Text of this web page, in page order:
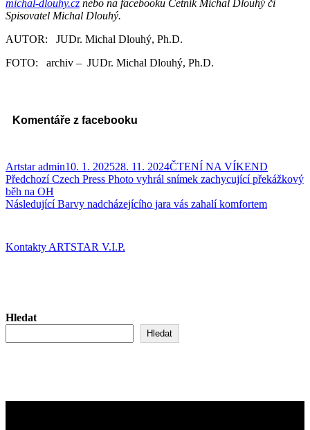
michal-dlouhy.cz nebo na facebooku Četník Michal Dlouhý či
Spisovatel Michal Dlouhý.
AUTOR: JUDr. Michal Dlouhý, Ph.D.
FOTO: archiv – JUDr. Michal Dlouhý, Ph.D.
Komentáře z facebooku
Autor:
Artstar adminPublikováno:
10. 1. 202528. 11. 2024Rubriky:
ČTENÍ NA VÍKEND
Navigace
pro
Předchozí Předchozí
příspěvek:
Czech Press Photo vyhrál snímek zachycující překážkový
běh na OH
Následující Následující
Barvy nadcházejícího jara vás zahalí komfortem
Kontakty ARTSTAR V.I.P.
Hledat
Hledat